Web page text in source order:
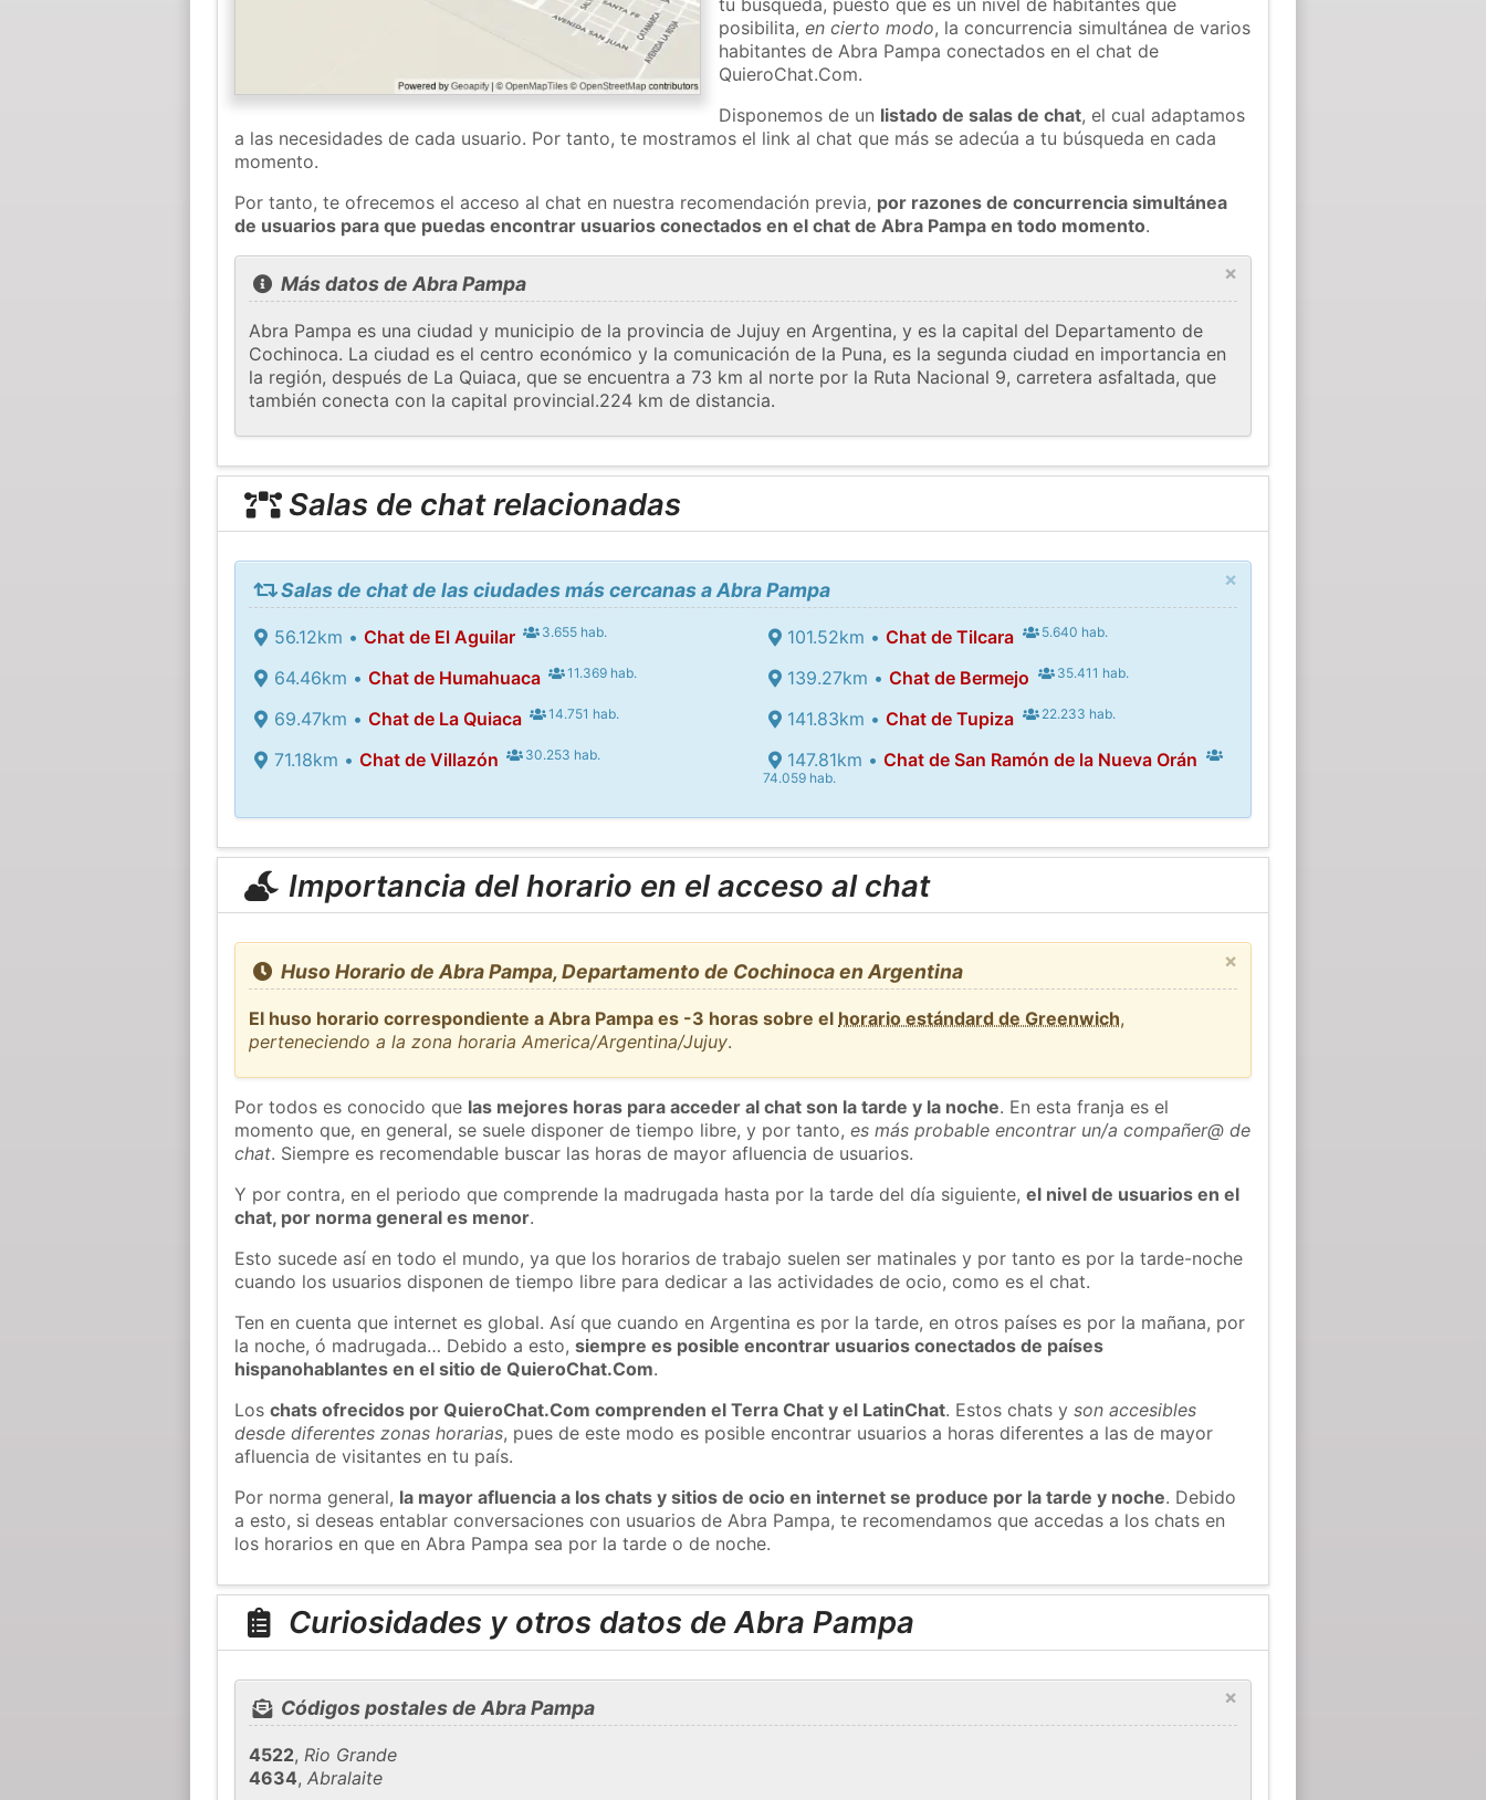
posibilita,en cierto modo, la concurrencia simultánea de varios
habitantes de Abra Pampa conectados en el chat de
QuieroChat.Com.
Disponemos de un listado de salas de chat, el cual adaptamos
a las necesidades de cada usuario. Por tanto, te mostramos el link al chat que más se adecúa a tu búsqueda en cada
momento.
Por tanto, te ofrecemos el acceso al chat en nuestra recomendación previa, por razones de concurrencia simultánea
de usuarios para que puedas encontrar usuarios conectados en el chat de Abra Pampa en todo momento.
×
Más datos de Abra Pampa
Abra Pampa es una ciudad y municipio de la provincia de Jujuy en Argentina, y es la capital del Departamento de
Cochinoca. La ciudad es el centro económico y la comunicación de la Puna, es la segunda ciudad en importancia en
la región, después de La Quiaca, que se encuentra a 73 km al norte por la Ruta Nacional 9, carretera asfaltada, que
también conecta con la capital provincial.224 km de distancia.
Salas de chat relacionadas
×
Salas de chat de las ciudades más cercanas a Abra Pampa
56.12km • Chat de El Aguilar 3.655 hab.
64.46km • Chat de Humahuaca 11.369 hab.
69.47km • Chat de La Quiaca 14.751 hab.
71.18km • Chat de Villazón 30.253 hab.
101.52km •Chat de Tilcara 5.640 hab.
139.27km •Chat de Bermejo 35.411 hab.
141.83km •Chat de Tupiza 22.233 hab.
147.81km •Chat de San Ramón de la Nueva Orán
74.059 hab.
Importancia del horario en el acceso al chat
×
Huso Horario de Abra Pampa, Departamento de Cochinoca en Argentina
El huso horario correspondiente a Abra Pampa es -3 horas sobre el horario estándard de Greenwich,
perteneciendo a la zona horaria America/Argentina/Jujuy.
Por todos es conocido que las mejores horas para acceder al chat son la tarde y la noche. En esta franja es el
momento que, en general, se suele disponer de tiempo libre, y por tanto,es más probable encontrar un/a compañer@ de
chat. Siempre es recomendable buscar las horas de mayor afluencia de usuarios.
Y por contra, en el periodo que comprende la madrugada hasta por la tarde del día siguiente,el nivel de usuarios en el
chat, por norma general es menor.
Esto sucede así en todo el mundo, ya que los horarios de trabajo suelen ser matinales y por tanto es por la tarde-noche
cuando los usuarios disponen de tiempo libre para dedicar a las actividades de ocio, como es el chat.
Ten en cuenta que internet es global. Así que cuando en Argentina es por la tarde, en otros países es por la mañana, por
la noche, ó madrugada… Debido a esto,siempre es posible encontrar usuarios conectados de países
hispanohablantes en el sitio de QuieroChat.Com.
Loschats ofrecidos por QuieroChat.Com comprenden el Terra Chat y el LatinChat. Estos chats yson accesibles
desde diferentes zonas horarias, pues de este modo es posible encontrar usuarios a horas diferentes a las de mayor
afluencia de visitantes en tu país.
Por norma general, la mayor afluencia a los chats y sitios de ocio en internet se produce por la tarde y noche. Debido
a esto, si deseas entablar conversaciones con usuarios de Abra Pampa, te recomendamos que accedas a los chats en
los horarios en que en Abra Pampa sea por la tarde o de noche.
Curiosidades y otros datos de Abra Pampa
×
Códigos postales de Abra Pampa
4522,Rio Grande
4634,Abralaite